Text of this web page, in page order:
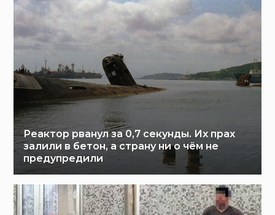
Реактор рванул за 0,7 секунды. Их прах
залили в бетон, а страну ни о чём не
предупредили